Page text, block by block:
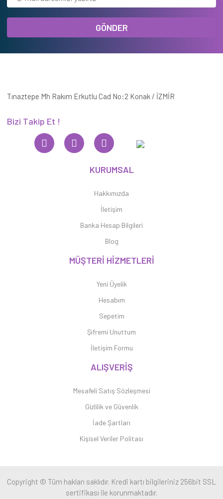
GÖNDER
Tınaztepe Mh Rakım Erkutlu Cad No:2 Konak / İZMİR
Bizi Takip Et !
KURUMSAL
Hakkımızda
İletişim
Banka Hesap Bilgileri
Blog
MÜŞTERİ HİZMETLERİ
Yeni Üyelik
Hesabım
Sepetim
Şifremi Unuttum
İletişim Formu
ALIŞVERİŞ
Mesafeli Satış Sözleşmesi
Gizlilik ve Güvenlik
İade Şartları
Kişisel Veriler Politası
Copyright © Tüm hakları saklıdır. Kredi kartı bilgileriniz 256bit SSL
sertifikası ile korunmaktadır.